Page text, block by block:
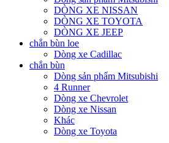
DÒNG XE NISSAN
DÒNG XE TOYOTA
DÒNG XE JEEP
chắn bùn loe
Dòng xe Cadillac
chắn bùn
Dòng sản phẩm Mitsubishi
4 Runner
Dòng xe Chevrolet
Dòng xe Nissan
Khác
Dòng xe Toyota